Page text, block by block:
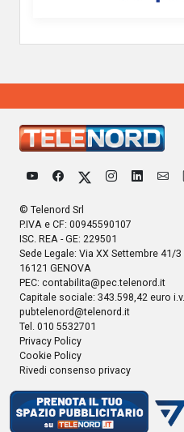
© Telenord Srl
P.IVA e CF: 00945590107
ISC. REA - GE: 229501
Sede Legale: Via XX Settembre 41/3
16121 GENOVA
PEC: contabilita@pec.telenord.it
Capitale sociale: 343.598,42 euro i.v.
pubtelenord@telenord.it
Tel. 010 5532701
Privacy Policy
Cookie Policy
Rivedi consenso privacy